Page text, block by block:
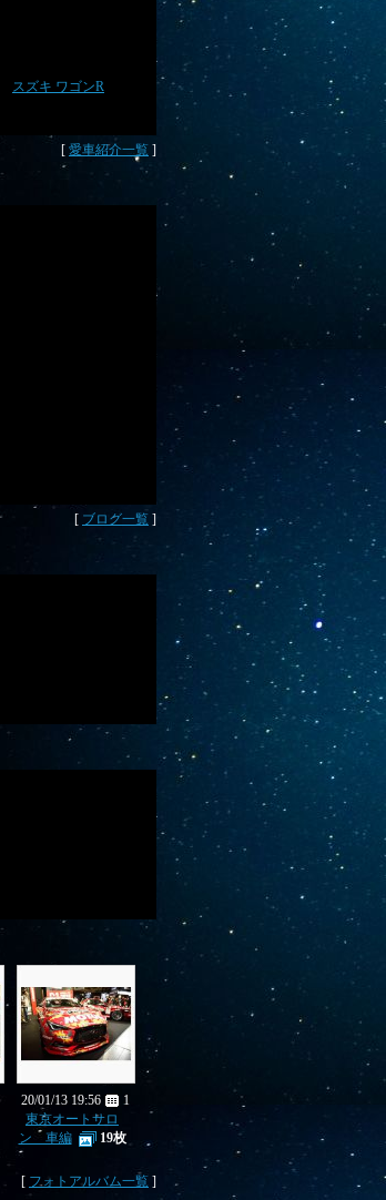
スズキ ワゴンR
[ 愛車紹介一覧 ]
[ ブログ一覧 ]
20/01/13 19:56
1
東京オートサロ
ン 車編
19枚
[ フォトアルバム一覧 ]